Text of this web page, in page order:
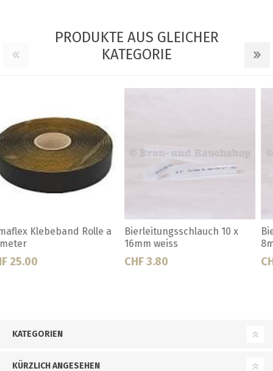
PRODUKTE AUS GLEICHER
KATEGORIE
Bierleitungsschlauch 4 x
8mm weiss
CHF 1.50
Bierleitungsschlauch 6 x
8mm blau
Ab CHF 1.00
KATEGORIEN
KÜRZLICH ANGESEHEN